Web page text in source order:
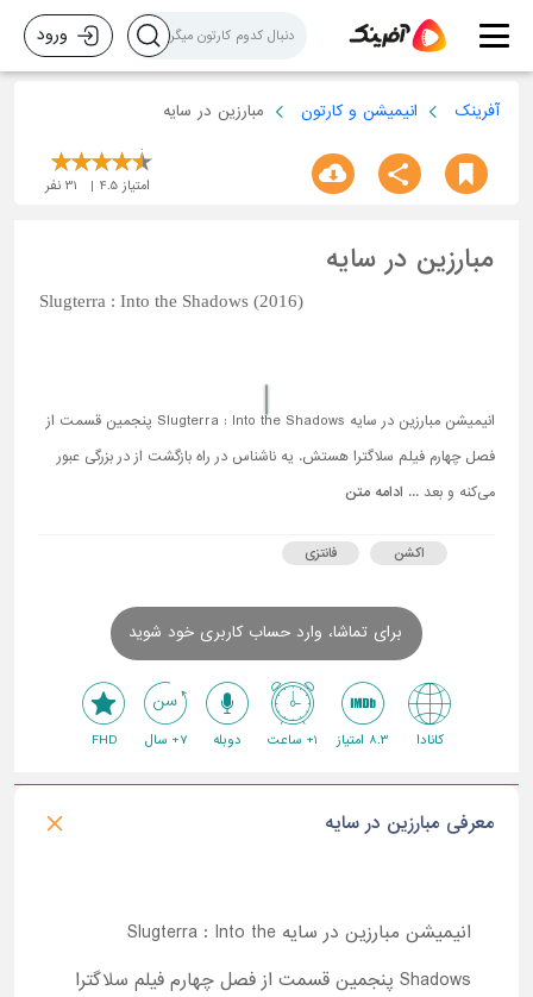
ورود
آفرینک انیمیشن و کارتون مبارزین در سایه
امتیاز 4.5
31 نفر
مبارزین در سایه
Slugterra : Into the Shadows (2016)
انیمیشن مبارزین در سایه Slugterra : Into the Shadows پنجمین قسمت از
فصل چهارم فیلم سلاگترا هستش. یه ناشناس در راه بازگشت از در بزرگی عبور
می‌کنه و بعد ... ادامه متن
اکشن فانتزی
برای تماشا، وارد حساب کاربری خود شوید
کانادا 8.3 امتیاز 1+ ساعت دوبله 7+ سال FHD
معرفی مبارزین در سایه
انیمیشن مبارزین در سایه Slugterra : Into the
Shadows پنجمین قسمت از فصل چهارم فیلم سلاگترا